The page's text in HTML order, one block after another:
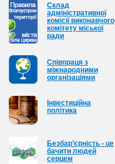
Cклад
адміністративної
комісії виконавчого
комітету міської
ради
Співпраця з
міжнародними
організаціями
Інвестиційна
політика
Безбар’єрність - це
бачити людей
серцем